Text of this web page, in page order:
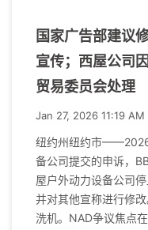
国家广告部建议
宣传；西屋公司
贸易委员会处理
Jan 27, 2026 11:19 AM
纽约州纽约市
备公司提交的申诉，
屋户外动力设备公司
并对其他宣称进行修
洗机。NAD争议焦点